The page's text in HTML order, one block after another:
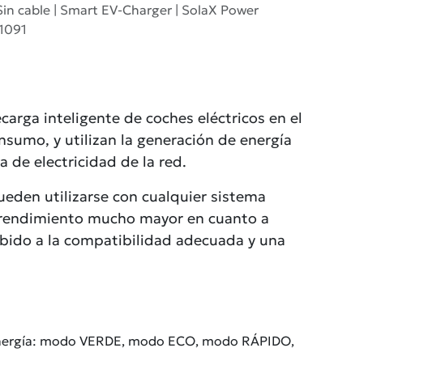
cable | Smart EV-Charger | SolaX Power
inteligente de coches eléctricos en el
y utilizan la generación de energía
de electricidad de la red.
utilizarse con cualquier sistema
mucho mayor en cuanto a
a la compatibilidad adecuada y una
modo VERDE, modo ECO, modo RÁPIDO,